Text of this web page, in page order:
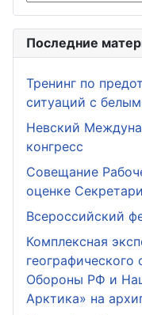
Последние
Тренинг по
ситуаций с
Невский
конгресс
Совещание
оценке
Всероссийский
Комплексная
Обороны РФ и
Арктика» на